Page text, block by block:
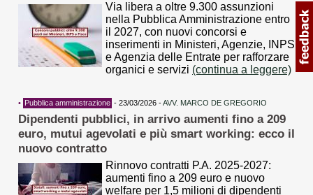
Via libera a oltre 9.300 assunzioni
nella Pubblica Amministrazione entro
il 2027, con nuovi concorsi e
inserimenti in Ministeri, Agenzie, INPS
e Agenzia delle Entrate per rafforzare
organici e servizi (continua a leggere)
• Pubblica amministrazione - 23/03/2026 -AVV. MARCO DE GREGORIO
Dipendenti pubblici, in arrivo aumenti fino a 209
euro, mutui agevolati e più smart working: ecco il
nuovo contratto
Rinnovo contratti P.A. 2025-2027:
aumenti fino a 209 euro e nuovo
welfare per 1,5 milioni di dipendenti